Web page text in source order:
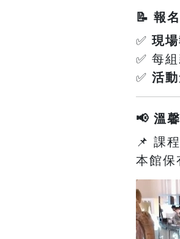
📝 報
✅ 現
✅ 每
✅ 活
📢 溫
📌 課
本館保